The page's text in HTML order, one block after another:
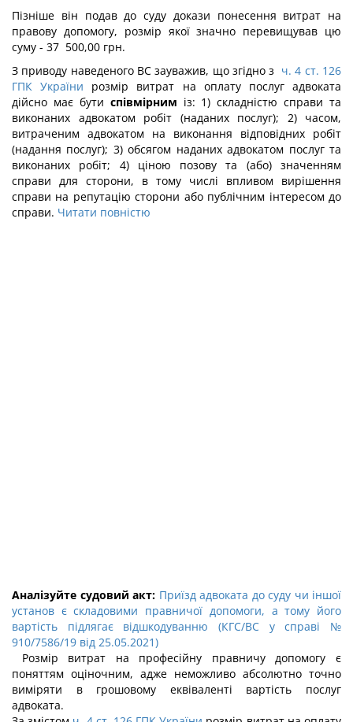
Пізніше він подав до суду докази понесення витрат на
правову допомогу, розмір якої значно перевищував цю
суму - 37 500,00 грн.
З приводу наведеного ВС зауважив, що згідно з ч. 4 ст. 126
ГПК України розмір витрат на оплату послуг адвоката
дійсно має бути співмірним із: 1) складністю справи та
виконаних адвокатом робіт (наданих послуг); 2) часом,
витраченим адвокатом на виконання відповідних робіт
(надання послуг); 3) обсягом наданих адвокатом послуг та
виконаних робіт; 4) ціною позову та (або) значенням
справи для сторони, в тому числі впливом вирішення
справи на репутацію сторони або публічним інтересом до
справи. Читати повністю
Аналізуйте судовий акт: Приїзд адвоката до суду чи іншої
установ є складовими правничої допомоги, а тому його
вартість підлягає відшкодуванню (КГС/ВС у справі №
910/7586/19 від 25.05.2021)
Розмір витрат на професійну правничу допомогу є
поняттям оціночним, адже неможливо абсолютно точно
виміряти в грошовому еквіваленті вартість послуг
адвоката.